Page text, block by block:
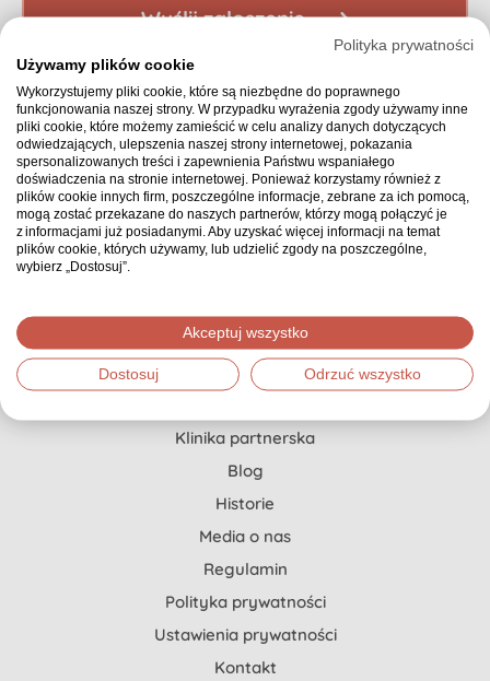
Wyślij zgłoszenie
Pierwszy i jedyny w Polsce serwis zbiórkowy, gdzie
każda zbiórka ma opiekuna, który doradza, co
możesz zrobić, żeby zebrać znacznie więcej.
Pomoc dla Ciebie
Jak stworzyć zbiórkę?
Klinika partnerska
Blog
Historie
Media o nas
Regulamin
Polityka prywatności
Ustawienia prywatności
Kontakt
Polityka prywatności
Używamy plików cookie
Wykorzystujemy pliki cookie, które są niezbędne do poprawnego
funkcjonowania naszej strony. W przypadku wyrażenia zgody używamy inne
pliki cookie, które możemy zamieścić w celu analizy danych dotyczących
odwiedzających, ulepszenia naszej strony internetowej, pokazania
spersonalizowanych treści i zapewnienia Państwu wspaniałego
doświadczenia na stronie internetowej. Ponieważ korzystamy również z
plików cookie innych firm, poszczególne informacje, zebrane za ich pomocą,
mogą zostać przekazane do naszych partnerów, którzy mogą połączyć je
z informacjami już posiadanymi. Aby uzyskać więcej informacji na temat
plików cookie, których używamy, lub udzielić zgody na poszczególne,
wybierz „Dostosuj”.
Akceptuj wszystko
Dostosuj Odrzuć wszystko